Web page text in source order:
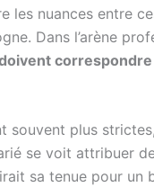
les nuances entre
Dans l’arène
correspondre
souvent plus
se voit attribuer
sa tenue pour un